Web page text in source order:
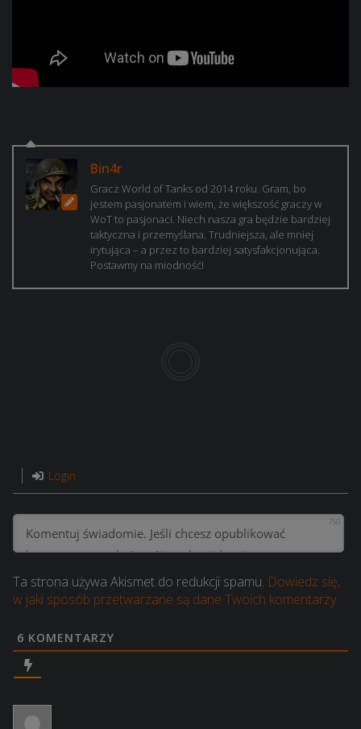
Bin4r
Gracz World of Tanks od 2014 roku. Gram, bo
jestem pasjonatem i wiem, że większość graczy w
WoT to pasjonaci. Niech nasza gra będzie bardziej
taktyczna i przemyślana. Trudniejsza, ale mniej
irytująca – a przez to bardziej satysfakcjonująca.
Postawmy na miodność!
Login
750
Ta strona używa Akismet do redukcji spamu. Dowiedz się,
w jaki sposób przetwarzane są dane Twoich komentarzy.
6 KOMENTARZY